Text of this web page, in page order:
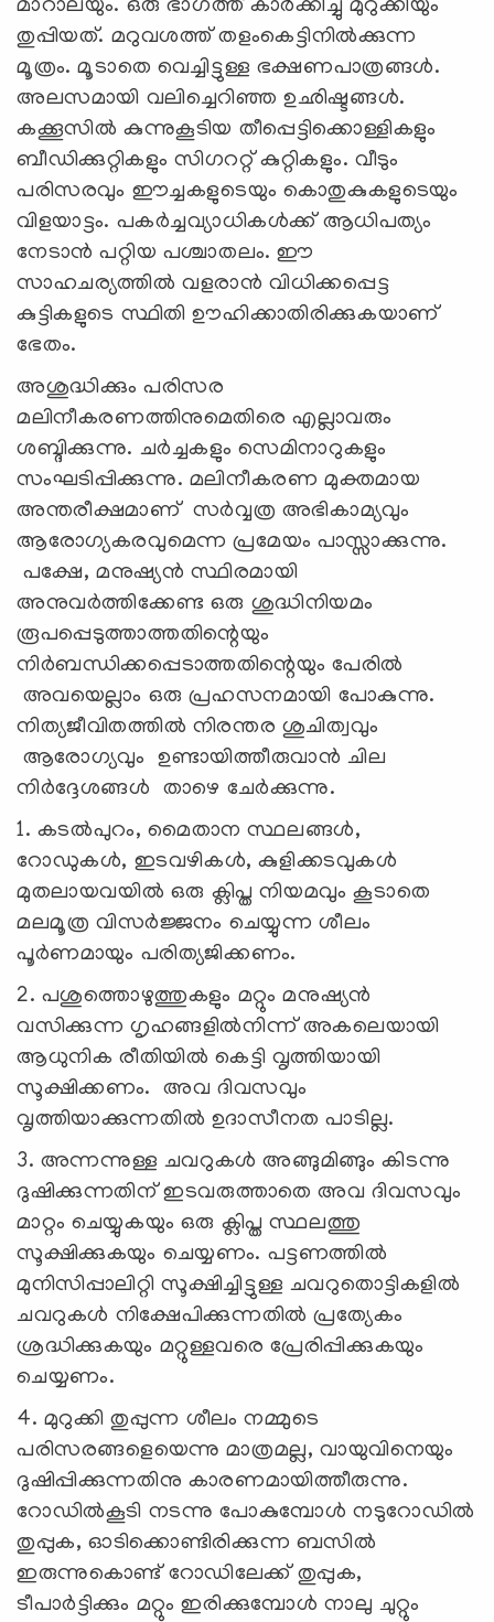
മാറാലയും. ഒരു ഭാഗത്ത് കാര്‍ക്കിച്ചു മുറുക്കിയും
തുപ്പിയത്. മറുവശത്ത് തളംകെട്ടിനില്‍ക്കുന്ന
മൂത്രം. മൂടാതെ വെച്ചിട്ടുള്ള ഭക്ഷണപാത്രങ്ങള്‍.
അലസമായി വലിച്ചെറിഞ്ഞ ഉഛിഷ്ടങ്ങള്‍.
കക്കൂസില്‍ കുന്നുകൂടിയ തീപ്പെട്ടിക്കൊള്ളികളും
ബീഡിക്കുറ്റികളും സിഗററ്റ് കുറ്റികളും. വീടും
പരിസരവും ഈച്ചകളുടെയും കൊതുകുകളുടെയും
വിളയാട്ടം. പകര്‍ച്ചവ്യാധികള്‍ക്ക് ആധിപത്യം
നേടാന്‍ പറ്റിയ പശ്ചാതലം. ഈ
സാഹചര്യത്തില്‍ വളരാന്‍ വിധിക്കപ്പെട്ട
കുട്ടികളുടെ സ്ഥിതി ഊഹിക്കാതിരിക്കുകയാണ്
ഭേതം.
അശുദ്ധിക്കും പരിസര
മലിനീകരണത്തിനുമെതിരെ എല്ലാവരും
ശബ്ദിക്കുന്നു. ചര്‍ച്ചകളും സെമിനാറുകളും
സംഘടിപ്പിക്കുന്നു. മലിനീകരണ മുക്തമായ
അന്തരീക്ഷമാണ് സര്‍വ്വത്ര അഭികാമ്യവും
ആരോഗ്യകരവുമെന്ന പ്രമേയം പാസ്സാക്കുന്നു.
പക്ഷേ, മനുഷ്യന്‍ സ്ഥിരമായി
അനുവര്‍ത്തിക്കേണ്ട ഒരു ശുദ്ധിനിയമം
രൂപപ്പെടുത്താത്തതിന്റെയും
നിര്‍ബന്ധിക്കപ്പെടാത്തതിന്റെയും പേരില്‍
അവയെല്ലാം ഒരു പ്രഹസനമായി പോകുന്നു.
നിത്യജീവിതത്തില്‍ നിരന്തര ശുചിത്വവും
ആരോഗ്യവും ഉണ്ടായിത്തീരുവാന്‍ ചില
നിര്‍ദ്ദേശങ്ങള്‍ താഴെ ചേര്‍ക്കുന്നു.
1. കടല്‍പുറം, മൈതാന സ്ഥലങ്ങള്‍,
റോഡുകള്‍, ഇടവഴികള്‍, കുളിക്കടവുകള്‍
മുതലായവയില്‍ ഒരു ക്ലിപ്ത നിയമവും കൂടാതെ
മലമൂത്ര വിസര്‍ജ്ജനം ചെയ്യുന്ന ശീലം
പൂര്‍ണമായും പരിത്യജിക്കണം.
2. പശുത്തൊഴുത്തുകളും മറ്റും മനുഷ്യന്‍
വസിക്കുന്ന ഗൃഹങ്ങളില്‍നിന്ന് അകലെയായി
ആധുനിക രീതിയില്‍ കെട്ടി വൃത്തിയായി
സൂക്ഷിക്കണം. അവ ദിവസവും
വൃത്തിയാക്കുന്നതില്‍ ഉദാസീനത പാടില്ല.
3. അന്നന്നുള്ള ചവറുകള്‍ അങ്ങുമിങ്ങും കിടന്നു
ദുഷിക്കുന്നതിന് ഇടവരുത്താതെ അവ ദിവസവും
മാറ്റം ചെയ്യുകയും ഒരു ക്ലിപ്ത സ്ഥലത്തു
സൂക്ഷിക്കുകയും ചെയ്യണം. പട്ടണത്തില്‍
മുനിസിപ്പാലിറ്റി സൂക്ഷിച്ചിട്ടുള്ള ചവറുതൊട്ടികളില്‍
ചവറുകള്‍ നിക്ഷേപിക്കുന്നതില്‍ പ്രത്യേകം
ശ്രദ്ധിക്കുകയും മറ്റുള്ളവരെ പ്രേരിപ്പിക്കുകയും
ചെയ്യണം.
4. മുറുക്കി തുപ്പുന്ന ശീലം നമ്മുടെ
പരിസരങ്ങളെയെന്നു മാത്രമല്ല, വായുവിനെയും
ദുഷിപ്പിക്കുന്നതിനു കാരണമായിത്തീരുന്നു.
റോഡില്‍കൂടി നടന്നു പോകുമ്പോള്‍ നടുറോഡില്‍
തുപ്പുക, ഓടിക്കൊണ്ടിരിക്കുന്ന ബസില്‍
ഇരുന്നുകൊണ്ട് റോഡിലേക്ക് തുപ്പുക,
ടീപാര്‍ട്ടിക്കും മറ്റും ഇരിക്കുമ്പോള്‍ നാലു ചുറ്റും